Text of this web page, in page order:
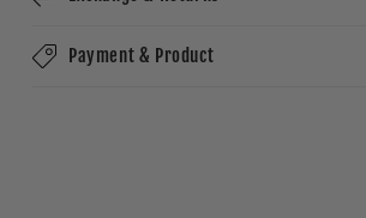
Payment & Product